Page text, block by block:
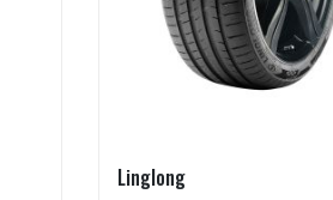
Linglong